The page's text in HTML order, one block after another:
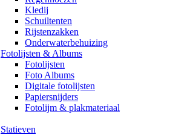
Kledij
Schuiltenten
Rijstenzakken
Onderwaterbehuizing
Fotolijsten & Albums
Fotolijsten
Foto Albums
Digitale fotolijsten
Papiersnijders
Fotolijm & plakmateriaal
Statieven